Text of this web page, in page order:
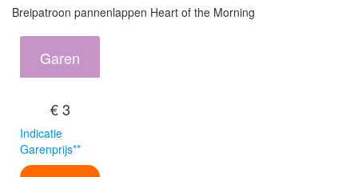
Breipatroon pannenlappen Heart of the Morning
Garen
€ 3
Indicatie
Garenprijs**